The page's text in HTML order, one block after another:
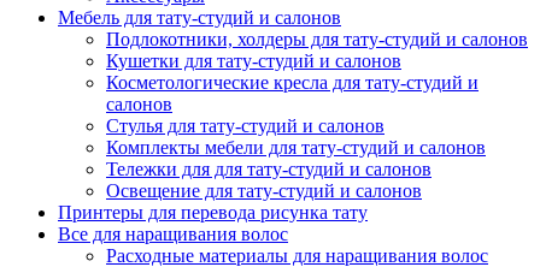
Мебель для тату-студий и салонов
Подлокотники, холдеры для тату-студий и салонов
Кушетки для тату-студий и салонов
Косметологические кресла для тату-студий и
салонов
Стулья для тату-студий и салонов
Комплекты мебели для тату-студий и салонов
Тележки для для тату-студий и салонов
Освещение для тату-студий и салонов
Принтеры для перевода рисунка тату
Все для наращивания волос
Расходные материалы для наращивания волос